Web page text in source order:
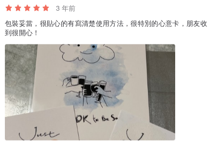
3 年前
包裝妥當，很貼心的有寫清楚使用方法，很特別的心意卡，朋友收
到很開心！